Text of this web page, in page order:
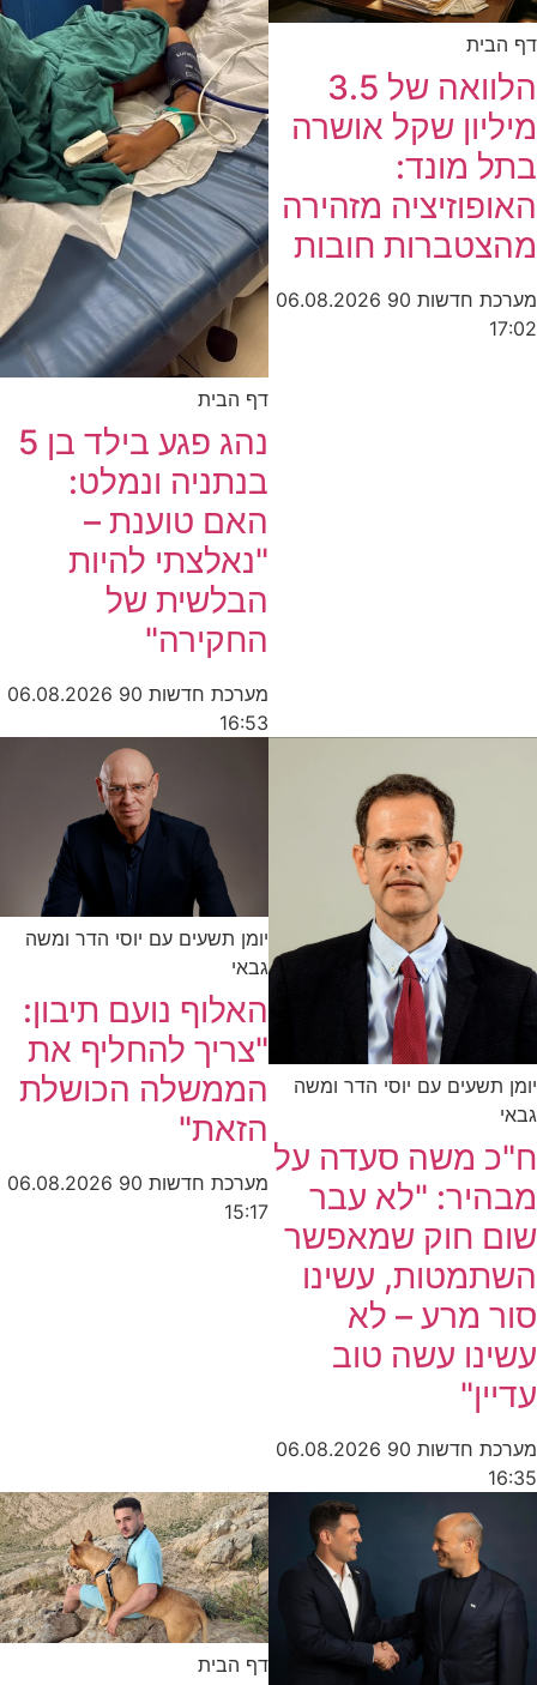
דף הבית
הלוואה של 3.5
מיליון שקל אושרה
בתל מונד:
האופוזיציה מזהירה
מהצטברות חובות
מערכת חדשות 90
06.08.2026
17:02
דף הבית
נהג פגע בילד בן 5
בנתניה ונמלט:
האם טוענת –
"נאלצתי להיות
הבלשית של
החקירה"
מערכת חדשות 90
06.08.2026
16:53
יומן תשעים עם יוסי הדר ומשה
גבאי
ח"כ משה סעדה על
מבהיר: "לא עבר
שום חוק שמאפשר
השתמטות, עשינו
סור מרע – לא
עשינו עשה טוב
עדיין"
מערכת חדשות 90
06.08.2026
16:35
יומן תשעים עם יוסי הדר ומשה
גבאי
האלוף נועם תיבון:
"צריך להחליף את
הממשלה הכושלת
הזאת"
מערכת חדשות 90
06.08.2026
15:17
דף הבית